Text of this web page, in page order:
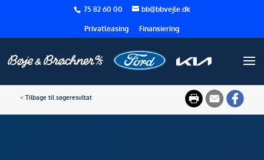
75 82 60 00 bb@bbvejle.dk
Privatleasing Finansiering
< Tilbage til søgeresultat